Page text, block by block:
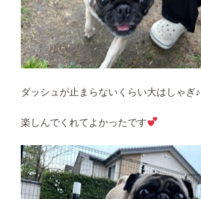
ダッシュが止まらないくらい大はしゃぎ♪
楽しんでくれてよかったです